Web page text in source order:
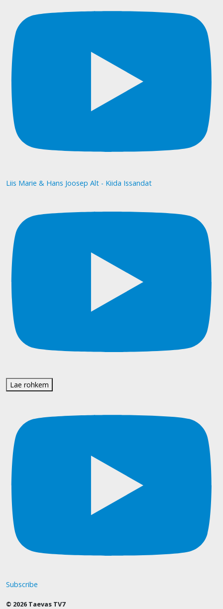
Liis Marie & Hans Joosep Alt - Kiida Issandat
Lae rohkem
Subscribe
© 2026 Taevas TV7